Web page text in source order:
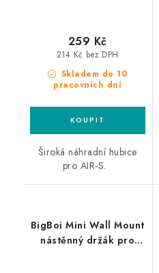
Skladem do 10
pracovních dní
214 Kč bez DPH
259 Kč
Široká náhradní hubice
pro AIR-S.
BigBoi Mini Wall Mount
nástěnný držák pro